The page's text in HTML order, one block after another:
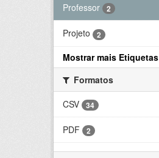
Professor 2
Projeto 2
Mostrar mais Etiquetas
Formatos
CSV
34
PDF 2